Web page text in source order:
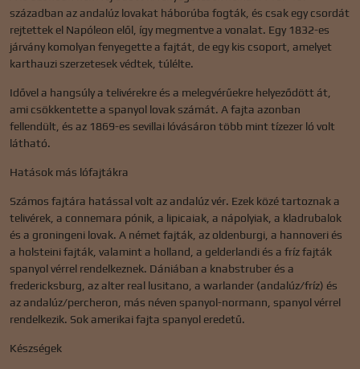
században az andalúz lovakat háborúba fogták, és csak egy csordát
rejtettek el Napóleon elől, így megmentve a vonalat. Egy 1832-es
járvány komolyan fenyegette a fajtát, de egy kis csoport, amelyet
karthauzi szerzetesek védtek, túlélte.
Idővel a hangsúly a telivérekre és a melegvérűekre helyeződött át,
ami csökkentette a spanyol lovak számát. A fajta azonban
fellendült, és az 1869-es sevillai lóvásáron több mint tízezer ló volt
látható.
Hatások más lófajtákra
Számos fajtára hatással volt az andalúz vér. Ezek közé tartoznak a
telivérek, a connemara pónik, a lipicaiak, a nápolyiak, a kladrubalok
és a groningeni lovak. A német fajták, az oldenburgi, a hannoveri és
a holsteini fajták, valamint a holland, a gelderlandi és a fríz fajták
spanyol vérrel rendelkeznek. Dániában a knabstruber és a
fredericksburg, az alter real lusitano, a warlander (andalúz/fríz) és
az andalúz/percheron, más néven spanyol-normann, spanyol vérrel
rendelkezik. Sok amerikai fajta spanyol eredetű.
Készségek